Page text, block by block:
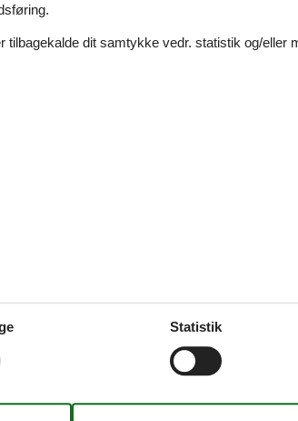
på en stor grund med god plads til spil og
Det er tilladt at medbringe 2 husdyr.
dit samtykke vedr. statistik og/eller
Statistik